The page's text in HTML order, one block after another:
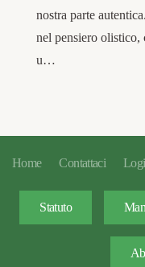
nostra parte
nel pensiero olistico,
u…
Home Contattaci
Statuto